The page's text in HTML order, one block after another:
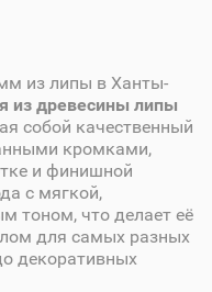
из липы в Ханты-
из древесины липы
собой качественный
кромками,
и финишной
с мягкой,
тоном, что делает её
для самых разных
декоративных